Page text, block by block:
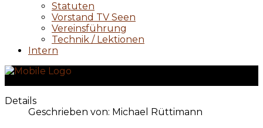
Statuten
Vorstand TV Seen
Vereinsführung
Technik / Lektionen
Intern
Details
Geschrieben von: Michael Rüttimann